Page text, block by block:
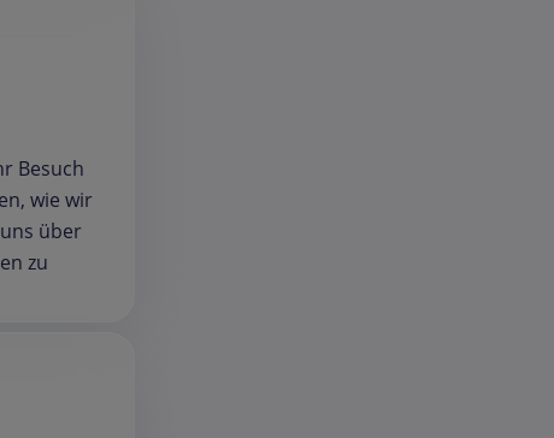
Besuch
wie wir
über
zu